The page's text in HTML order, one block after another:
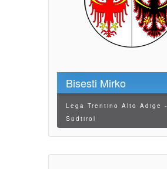
Bisesti Mirko
Lega Trentino Alto Adige -
Südtirol